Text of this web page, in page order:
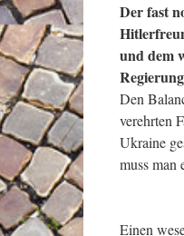
Der fast
und dem
Den
verehrten
Ukraine
muss man
Einen